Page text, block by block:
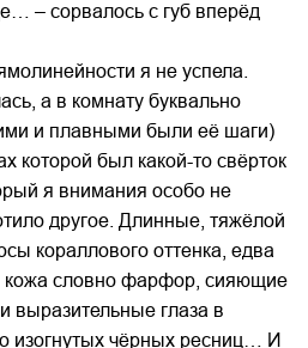
– сорвалось с губ вперёд
я не успела.
а в комнату буквально
и плавными были её шаги)
которой был какой-то свёрток
я внимания особо не
другое. Длинные, тяжёлой
кораллового оттенка, едва
кожа словно фарфор, сияющие
выразительные глаза в
изогнутых чёрных ресниц… И